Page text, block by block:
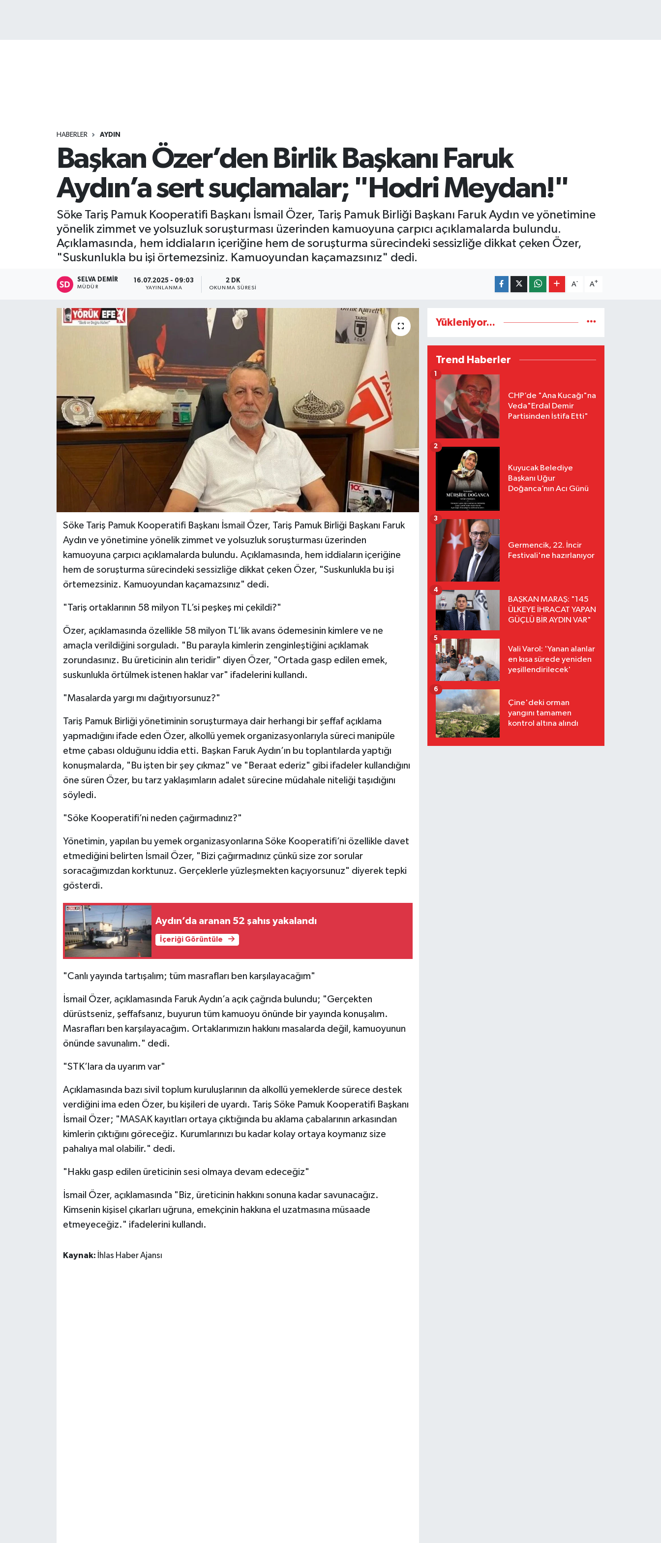
HABERLER AYDIN
Başkan Özer’den Birlik Başkanı Faruk
Aydın’a sert suçlamalar; "Hodri Meydan!"
Söke Tariş Pamuk Kooperatifi Başkanı İsmail Özer, Tariş Pamuk Birliği Başkanı Faruk Aydın ve yönetimine
yönelik zimmet ve yolsuzluk soruşturması üzerinden kamuoyuna çarpıcı açıklamalarda bulundu.
Açıklamasında, hem iddiaların içeriğine hem de soruşturma sürecindeki sessizliğe dikkat çeken Özer,
"Suskunlukla bu işi örtemezsiniz. Kamuoyundan kaçamazsınız" dedi.
SELVA DEMIR
MÜDÜR
16.07.2025 - 09:03
YAYINLANMA
2 DK
OKUNMA SÜRESI
A- A+
Söke Tariş Pamuk Kooperatifi Başkanı İsmail Özer, Tariş Pamuk Birliği Başkanı Faruk
Aydın ve yönetimine yönelik zimmet ve yolsuzluk soruşturması üzerinden
kamuoyuna çarpıcı açıklamalarda bulundu. Açıklamasında, hem iddiaların içeriğine
hem de soruşturma sürecindeki sessizliğe dikkat çeken Özer, "Suskunlukla bu işi
örtemezsiniz. Kamuoyundan kaçamazsınız" dedi.
"Tariş ortaklarının 58 milyon TL’si peşkeş mi çekildi?"
Özer, açıklamasında özellikle 58 milyon TL’lik avans ödemesinin kimlere ve ne
amaçla verildiğini sorguladı. "Bu parayla kimlerin zenginleştiğini açıklamak
zorundasınız. Bu üreticinin alın teridir" diyen Özer, "Ortada gasp edilen emek,
suskunlukla örtülmek istenen haklar var" ifadelerini kullandı.
"Masalarda yargı mı dağıtıyorsunuz?"
Tariş Pamuk Birliği yönetiminin soruşturmaya dair herhangi bir şeffaf açıklama
yapmadığını ifade eden Özer, alkollü yemek organizasyonlarıyla süreci manipüle
etme çabası olduğunu iddia etti. Başkan Faruk Aydın’ın bu toplantılarda yaptığı
konuşmalarda, "Bu işten bir şey çıkmaz" ve "Beraat ederiz" gibi ifadeler kullandığını
öne süren Özer, bu tarz yaklaşımların adalet sürecine müdahale niteliği taşıdığını
söyledi.
"Söke Kooperatifi’ni neden çağırmadınız?"
Yönetimin, yapılan bu yemek organizasyonlarına Söke Kooperatifi’ni özellikle davet
etmediğini belirten İsmail Özer, "Bizi çağırmadınız çünkü size zor sorular
soracağımızdan korktunuz. Gerçeklerle yüzleşmekten kaçıyorsunuz" diyerek tepki
gösterdi.
Aydın’da aranan 52 şahıs yakalandı
İçeriği Görüntüle
"Canlı yayında tartışalım; tüm masrafları ben karşılayacağım"
İsmail Özer, açıklamasında Faruk Aydın’a açık çağrıda bulundu; "Gerçekten
dürüstseniz, şeffafsanız, buyurun tüm kamuoyu önünde bir yayında konuşalım.
Masrafları ben karşılayacağım. Ortaklarımızın hakkını masalarda değil, kamuoyunun
önünde savunalım." dedi.
"STK’lara da uyarım var"
Açıklamasında bazı sivil toplum kuruluşlarının da alkollü yemeklerde sürece destek
verdiğini ima eden Özer, bu kişileri de uyardı. Tariş Söke Pamuk Kooperatifi Başkanı
İsmail Özer; "MASAK kayıtları ortaya çıktığında bu aklama çabalarının arkasından
kimlerin çıktığını göreceğiz. Kurumlarınızı bu kadar kolay ortaya koymanız size
pahalıya mal olabilir." dedi.
"Hakkı gasp edilen üreticinin sesi olmaya devam edeceğiz"
İsmail Özer, açıklamasında "Biz, üreticinin hakkını sonuna kadar savunacağız.
Kimsenin kişisel çıkarları uğruna, emekçinin hakkına el uzatmasına müsaade
etmeyeceğiz." ifadelerini kullandı.
Kaynak: İhlas Haber Ajansı
Yükleniyor...
Trend Haberler
CHP’de "Ana Kucağı"na
Veda"Erdal Demir
Partisinden İstifa Etti"
1
Kuyucak Belediye
Başkanı Uğur
Doğanca’nın Acı Günü
2
Germencik, 22. İncir
Festivali'ne hazırlanıyor
3
BAŞKAN MARAŞ: "145
ÜLKEYE İHRACAT YAPAN
GÜÇLÜ BİR AYDIN VAR"
4
Vali Varol: 'Yanan alanlar
en kısa sürede yeniden
yeşillendirilecek'
5
Çine'deki orman
yangını tamamen
kontrol altına alındı
6